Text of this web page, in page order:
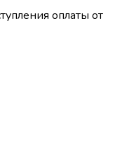
оплаты от